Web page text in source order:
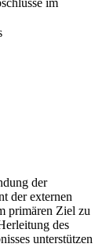
der
der externen
primären Ziel zu
des
unterstützen